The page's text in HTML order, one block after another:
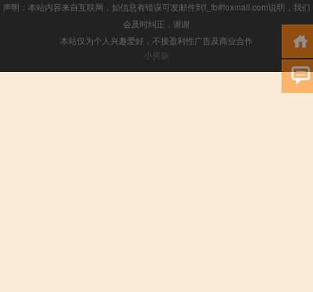
声明：本站内容来自互联网，如信息有错误可发邮件到f_fb#foxmail.com说明，我们
会及时纠正，谢谢
本站仅为个人兴趣爱好，不接盈利性广告及商业合作
小男孩